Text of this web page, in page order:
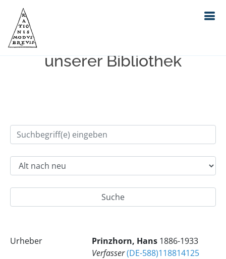
Einfache Suche im Bestand
unserer Bibliothek
Urheber Prinzhorn, Hans 1886-1933
Verfasser(DE-588)118814125